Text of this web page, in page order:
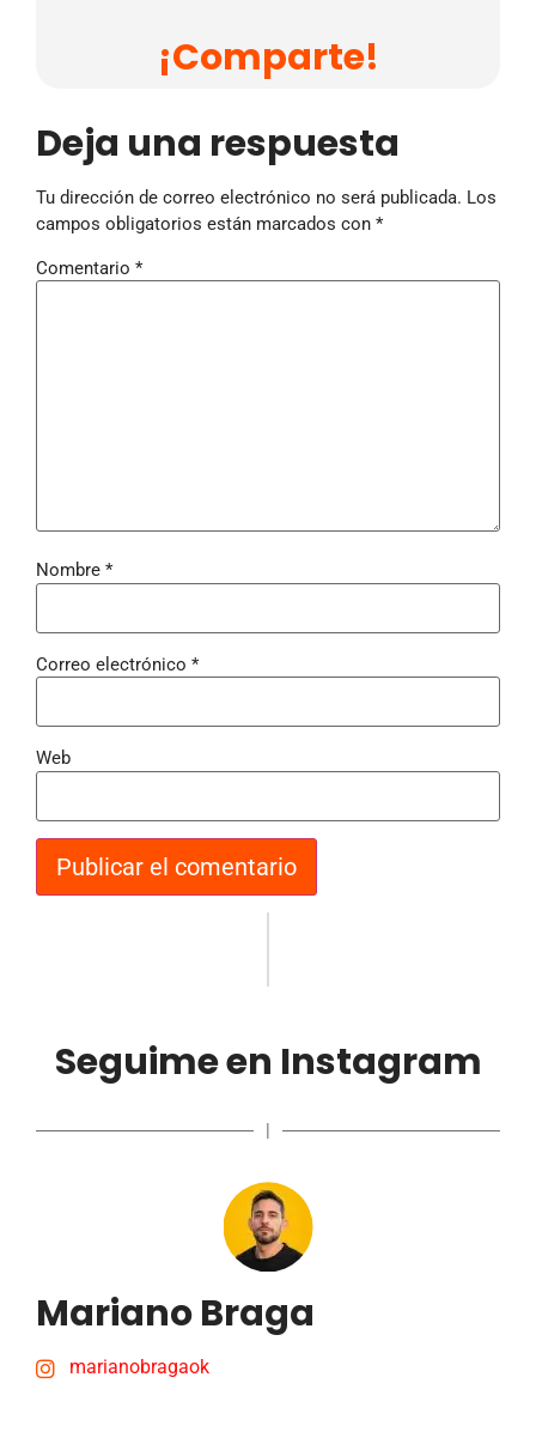
¡Comparte!
Deja una respuesta
Tu dirección de correo electrónico no será publicada. Los
campos obligatorios están marcados con *
Comentario *
Nombre *
Correo electrónico *
Web
Seguime en Instagram
|
Mariano Braga
marianobragaok